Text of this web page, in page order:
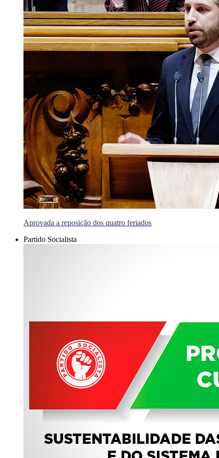
Aprovada a reposição dos quatro feriados
Partido Socialista